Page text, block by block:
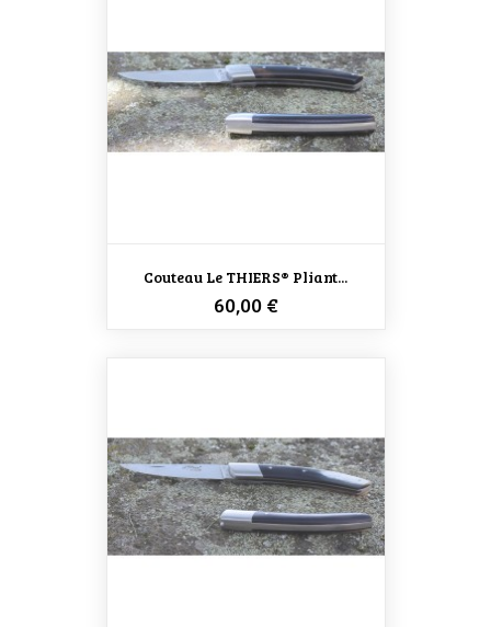
Couteau Le THIERS® Pliant...
Prix
60,00 €